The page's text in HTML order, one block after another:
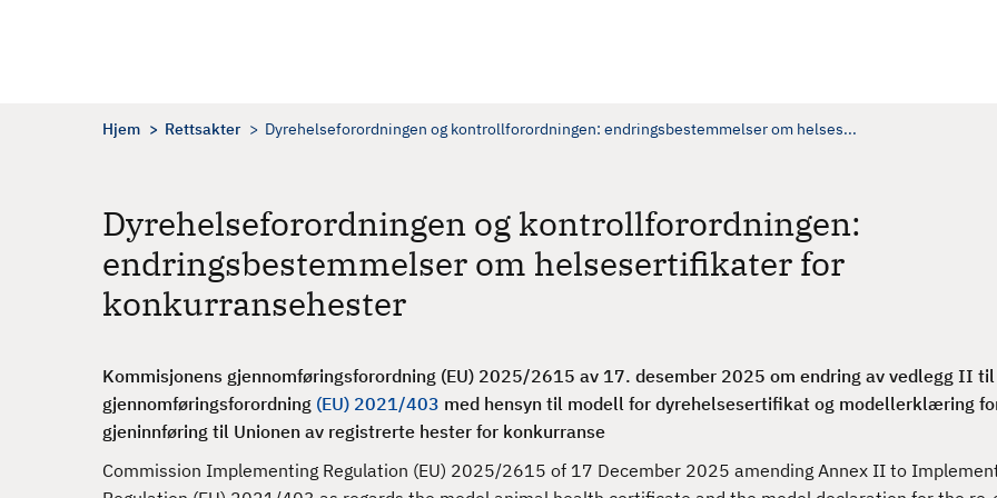
Hjem Rettsakter Dyrehelseforordningen og kontrollforordningen: endringsbestemmelser om helses...
Dyrehelseforordningen og kontrollforordningen:
endringsbestemmelser om helsesertifikater for
konkurransehester
Kommisjonens gjennomføringsforordning (EU) 2025/2615 av 17. desember 2025 om endring av vedlegg II til
gjennomføringsforordning (EU) 2021/403 med hensyn til modell for dyrehelsesertifikat og modellerklæring
gjeninnføring til Unionen av registrerte hester for konkurranse
Commission Implementing Regulation (EU) 2025/2615 of 17 December 2025 amending Annex II to